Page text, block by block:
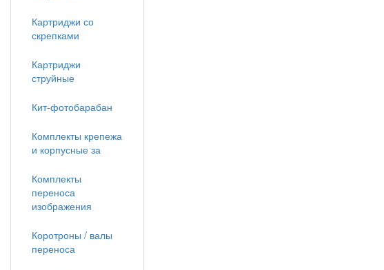
Картриджи со
скрепками
Картриджи
струйные
Кит-фотобарабан
Комплекты крепежа
и корпусные за
Комплекты
переноса
изображения
Коротроны / валы
переноса